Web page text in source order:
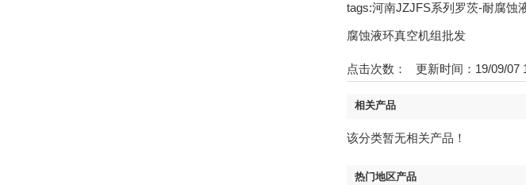
tags:河南JZJFS系列罗茨-耐腐蚀
腐蚀液环真空机组批发
点击次数： 更新时间：19/09/07
相关产品
该分类暂无相关产品！
热门地区产品